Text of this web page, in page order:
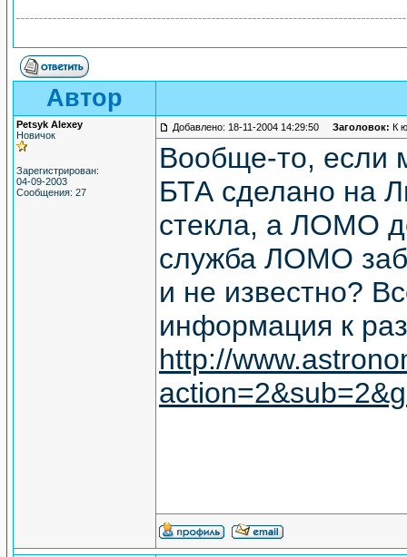
Автор
Petsyk Alexey
Новичок
Зарегистрирован:
04-09-2003
Сообщения: 27
Добавлено: 18-11-2004 14:29:50 Заголовок: К
Вообще-то, если
БТА сделано на
стекла, а ЛОМО
служба ЛОМО
и не известно?
информация к
http://